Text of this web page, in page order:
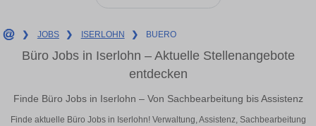
❯ JOBS ❯ ISERLOHN ❯ BUERO
Büro Jobs in Iserlohn – Aktuelle Stellenangebote
entdecken
Finde Büro Jobs in Iserlohn – Von Sachbearbeitung bis Assistenz
Finde aktuelle Büro Jobs in Iserlohn! Verwaltung, Assistenz, Sachbearbeitung